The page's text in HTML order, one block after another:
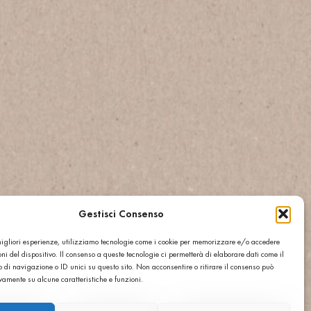
Gestisci Consenso
esperienze, utilizziamo tecnologie come i cookie per memorizzare e/o accedere
del dispositivo. Il consenso a queste tecnologie ci permetterà di elaborare dati come il
di navigazione o ID unici su questo sito. Non acconsentire o ritirare il consenso può
su alcune caratteristiche e funzioni.
SLABS
Large surfaces,
continuity
are cut directly from blocks, with generous
ready for installation or custom